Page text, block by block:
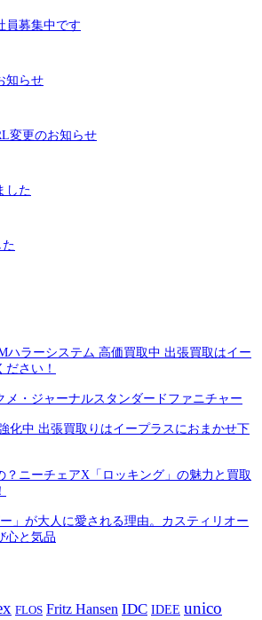
員募集中です
知らせ
変更のお知らせ
した
た
ハラーシステム 高価買取中 出張買取はイー
さい！
メ・ジャーナルスタンダードファニチャー
化中 出張買取りはイープラスにおまかせ下
？ニーチェアX「ロッキング」の魅力と買取
」が大人に愛される理由。カスティリオー
心と気品
FLOS Fritz Hansen IDC IDEE unico